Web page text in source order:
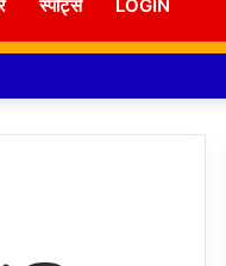
स्पोर्ट्स LOGIN